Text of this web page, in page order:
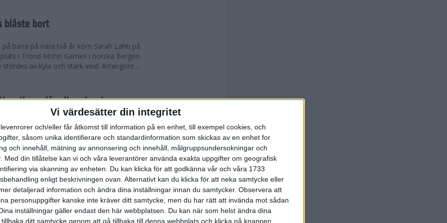
Vi värdesätter din integritet
och/eller får åtkomst till information på en enhet, till exempel cookies, och
såsom unika identifierare och standardinformation som skickas av en enhet for
och innehåll, mätning av annonsering och innehåll, målgruppsundersokningar och
Med din tillåtelse kan vi och våra leverantörer använda exakta uppgifter om geografisk
via skanning av enheten. Du kan klicka för att godkänna vår och våra 1733
enligt beskrivningen ovan. Alternativt kan du klicka för att neka samtycke eller
detaljerad information och ändra dina inställningar innan du samtycker. Observera att
personuppgifter kanske inte kräver ditt samtycke, men du har rätt att invända mot sådan
inställningar gäller endast den här webbplatsen. Du kan när som helst ändra dina
ditt samtycke genom att gå tillbaka till denna webbplats och klicka på knappen
blåste bort
bana på nära två år kom Sarah Lahti på
i Trond Mohn Games i norska Bergen.
av kyla och stark vind. Arrangöre...
slår alla rekord
i mål. Rekord i båda fallen. Det är 1863 fler
på adidas Stockholm Marathon. Och trots de
sjukdomsfall.
och dubbelt Etiopien i
Stockholm Marathon 2025
Marathon vanns i herrklassen av Onemus
och av Shewarge Alene från Etiopien i